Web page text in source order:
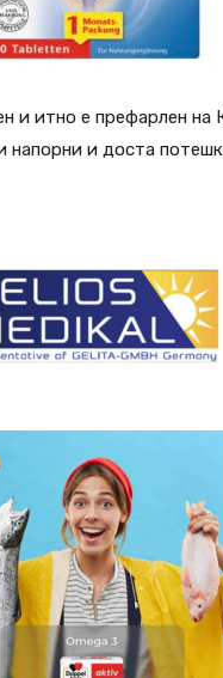
и итно е префарлен на
напорни и доста